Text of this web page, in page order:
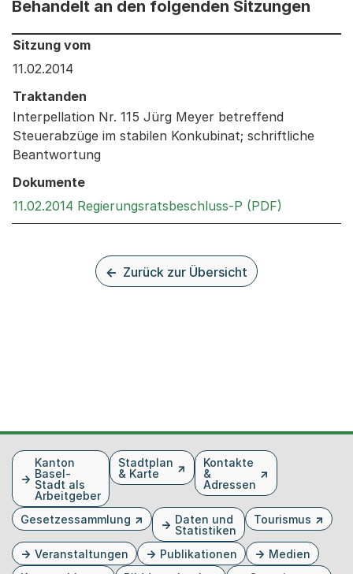
Behandelt an den folgenden Sitzungen
Behandelt an den folgenden Sitzungen: Informationen
Sitzung vom
11.02.2014
Traktanden
Interpellation Nr. 115 Jürg Meyer betreffend
Steuerabzüge im stabilen Konkubinat; schriftliche
Beantwortung
Dokumente
11.02.2014 Regierungsratsbeschluss-P (PDF)
Zurück zur Übersicht
FusszeileKanton
Basel-
Stadt als
Arbeitgeber
Stadtplan
& Karte
Kontakte
&
Adressen
Gesetzessammlung
Daten und
Statistiken
Tourismus
Veranstaltungen Publikationen
Medien